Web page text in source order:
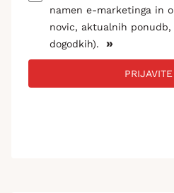
namen e-marketinga in
novic, aktualnih ponudb,
dogodkih).
»